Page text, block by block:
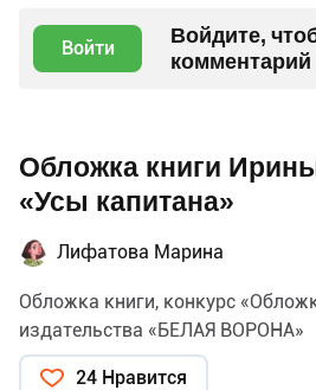
Войти
Войдите,
комментарий
Обложка книги
«Усы капитана»
Лифатова Марина
Обложка книги, конкурс
издательства «БЕЛАЯ ВОРОНА»
24 Нравится